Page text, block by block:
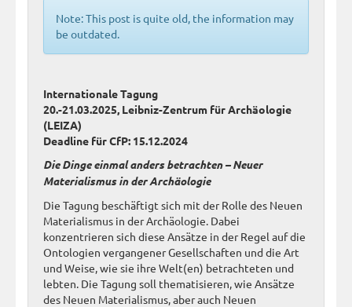
Note: This post is quite old, the information may
be outdated.
Internationale Tagung
20.-21.03.2025, Leibniz-Zentrum für Archäologie
(LEIZA)
Deadline für CfP: 15.12.2024
Die Dinge einmal anders betrachten – Neuer
Materialismus in der Archäologie
Die Tagung beschäftigt sich mit der Rolle des Neuen
Materialismus in der Archäologie. Dabei
konzentrieren sich diese Ansätze in der Regel auf die
Ontologien vergangener Gesellschaften und die Art
und Weise, wie sie ihre Welt(en) betrachteten und
lebten. Die Tagung soll thematisieren, wie Ansätze
des Neuen Materialismus, aber auch Neuen